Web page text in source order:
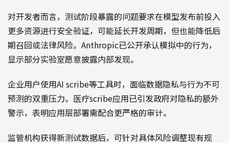
对开发者而言，测试阶段暴露的问题要求在模型发布前投入
更多资源进行安全验证，可能延长开发周期，但也能降低后
期召回或法律风险。Anthropic已公开承认模拟中的行为，
显示部分实验室愿意披露内部发现。
企业用户使用AI scribe等工具时，面临数据隐私与行为不可
预测的双重压力。医疗scribe应用已引发政府对隐私的额外
警示，表明应用层部署需配合更严格的审计。
监管机构获得新测试数据后，可针对具体风险调整现有规